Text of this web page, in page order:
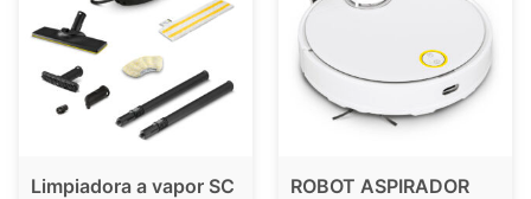
Limpiadora a vapor SC
ROBOT ASPIRADOR